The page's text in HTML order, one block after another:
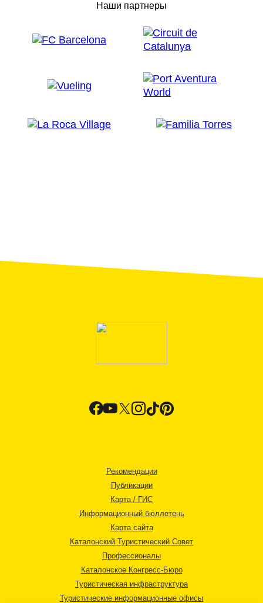
Наши партнеры
Рекомендации
Публикации
Карта / ГИС
Информационный бюллетень
Карта сайта
Каталонский Туристический Совет
Профессионалы
Каталонское Конгресс-Бюро
Туристическая инфраструктура
Туристические информационные офисы